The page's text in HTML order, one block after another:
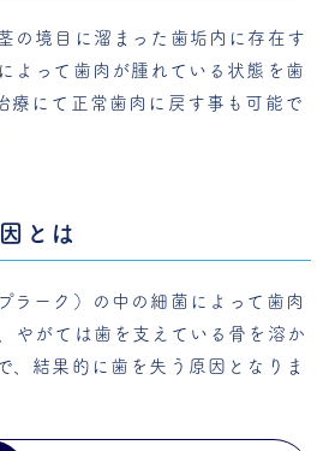
の境目に溜まった歯垢内に存在す
よって歯肉が腫れている状態を歯
療にて正常歯肉に戻す事も可能で
とは
ラーク）の中の細菌によって歯肉
やがては歯を支えている骨を溶か
、結果的に歯を失う原因となりま